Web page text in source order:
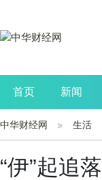
首页 新闻
公司 生活
中华财经网 生活
“伊”起追